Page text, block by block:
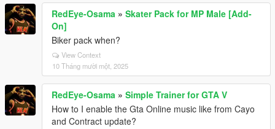
RedEye-Osama » Skater Pack for MP Male [Add-
On]
Biker pack when?
View Context
10 Tháng mười một, 2025
RedEye-Osama » Simple Trainer for GTA V
How to I enable the Gta Online music like from Cayo
and Contract update?